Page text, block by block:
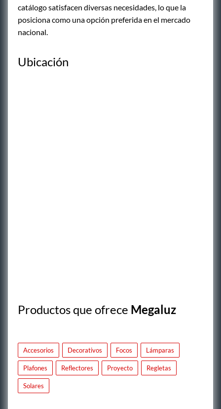
catálogo satisfacen diversas necesidades, lo que la
posiciona como una opción preferida en el mercado
nacional.
Ubicación
Productos que ofrece Megaluz
Accesorios Decorativos Focos Lámparas
Plafones Reflectores Proyecto Regletas
Solares